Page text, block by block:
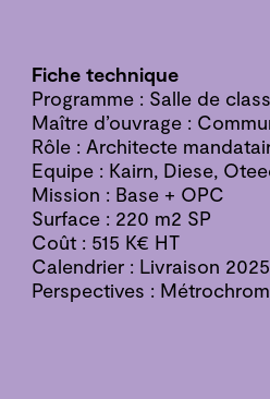
Fiche technique
Programme : Salle de
Maître d’ouvrage :
Rôle : Architecte
Equipe : Kairn, Diese,
Mission : Base + OPC
Surface : 220 m2 SP
Coût : 515 K€ HT
Calendrier : Livraison
Perspectives :